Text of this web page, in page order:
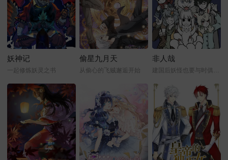
妖神记
一起修炼妖灵之书
偷星九月天
从偷心的飞贼邂逅开始
非人哉